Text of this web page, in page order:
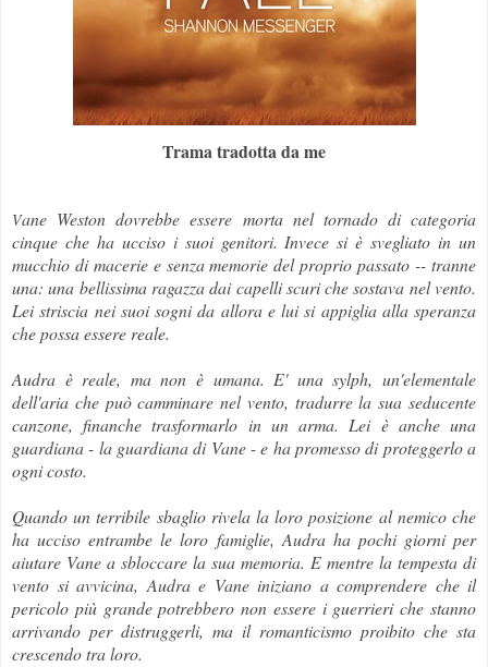
Trama tradotta da me
Vane Weston dovrebbe essere morta nel tornado di categoria
cinque che ha ucciso i suoi genitori. Invece si è svegliato in un
mucchio di macerie e senza memorie del proprio passato -- tranne
una: una bellissima ragazza dai capelli scuri che sostava nel vento.
Lei striscia nei suoi sogni da allora e lui si appiglia alla speranza
che possa essere reale.
Audra è reale, ma non è umana. E' una sylph, un'elementale
dell'aria che può camminare nel vento, tradurre la sua seducente
canzone, finanche trasformarlo in un arma. Lei è anche una
guardiana - la guardiana di Vane - e ha promesso di proteggerlo a
ogni costo.
Quando un terribile sbaglio rivela la loro posizione al nemico che
ha ucciso entrambe le loro famiglie, Audra ha pochi giorni per
aiutare Vane a sbloccare la sua memoria. E mentre la tempesta di
vento si avvicina, Audra e Vane iniziano a comprendere che il
pericolo più grande potrebbero non essere i guerrieri che stanno
arrivando per distruggerli, ma il romanticismo proibito che sta
crescendo tra loro.